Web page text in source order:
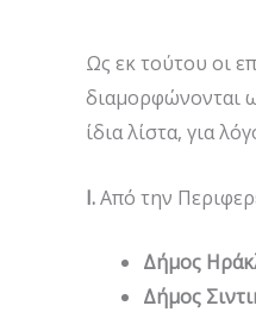
Ως εκ τούτου οι
διαμορφώνονται
ίδια λίστα, για
I.Από την
Δήμος
Δήμος